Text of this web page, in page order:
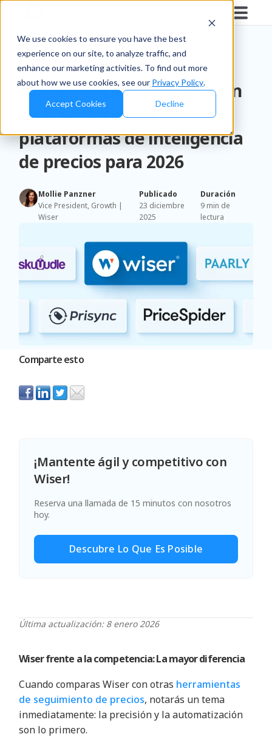
We use cookies to ensure you have the best
experience on our site, to analyze traffic, and
enhance our marketing activities. To find out more
about how we use cookies, see our Privacy Policy.
Accept Cookies Decline
Wiser frente a la
competencia: Comparación
de las principales
plataformas de inteligencia
de precios para 2026
Mollie Panzner
Vice President, Growth |
Wiser
Publicado
23 diciembre
2025
Duración
9 min de
lectura
Comparte esto
¡Mantente ágil y competitivo con
Wiser!
Reserva una llamada de 15 minutos con nosotros
hoy.
Descubre Lo Que Es Posible
Última actualización: 8 enero 2026
Wiser frente a la competencia: La mayor diferencia
Cuando comparas Wiser con otras herramientas
de seguimiento de precios, notarás un tema
inmediatamente: la precisión y la automatización
son lo primero.